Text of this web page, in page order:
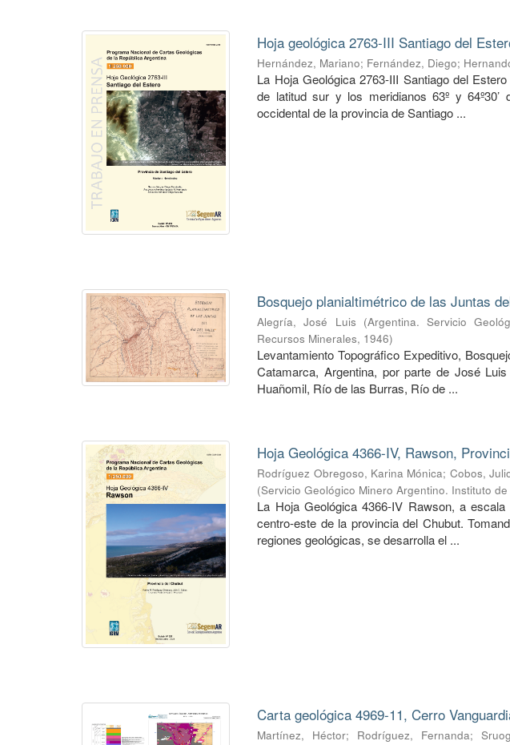
Hoja geológica 2763-III Santiago del
Hernández, Mariano; Fernández, Diego;
La Hoja Geológica 2763-III Santiago del
de latitud sur y los meridianos 63º y
occidental de la provincia de Santiago ...
Bosquejo planialtimétrico de las Juntas
Alegría, José Luis (Argentina. Servicio
Recursos Minerales, 1946)
Levantamiento Topográfico Expeditivo,
Catamarca, Argentina, por parte de José
Huañomil, Río de las Burras, Río de ...
Hoja Geológica 4366-IV, Rawson,
Rodríguez Obregoso, Karina Mónica; Cobos,
(Servicio Geológico Minero Argentino. Instituto
La Hoja Geológica 4366-IV Rawson, a
centro-este de la provincia del Chubut.
regiones geológicas, se desarrolla el ...
Carta geológica 4969-11, Cerro
Martínez, Héctor; Rodríguez, Fernanda;